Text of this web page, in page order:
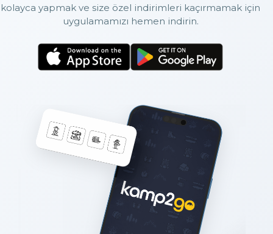
kolayca yapmak ve size özel indirimleri kaçırmamak için
uygulamamızı hemen indirin.